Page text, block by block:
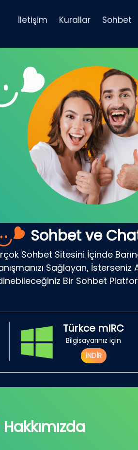
İletişim Kurallar Sohbet
Sohbet ve
Sohbet Sitesini İçinde
Sağlayan,
Bir Sohbet
Türkce mIRC
Bilgisayarınız için
İNDİR
Hakkımızda